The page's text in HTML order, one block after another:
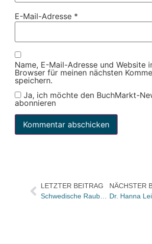
E-Mail-Adresse *
Name, E-Mail-Adresse und Website
Browser für meinen nächsten
speichern.
Ja, ich möchte den BuchMarkt-
abonnieren
LETZTER BEITRAG
Schwedische Raubkopierer müssen hinter schwedische Gardinen